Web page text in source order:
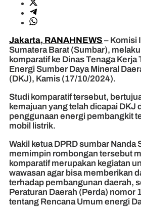
Jakarta, RANAHNEWS – Komisi
Sumatera Barat (Sumbar),
komparatif ke Dinas Tenaga Kerja
Energi Sumber Daya Mineral
(DKJ), Kamis (17/10/2024).
Studi komparatif tersebut,
kemajuan yang telah dicapai DKJ
penggunaan energi pembangkit
mobil listrik.
Wakil ketua DPRD sumbar Nanda
memimpin rombongan tersebut
komparatif merupakan kegiatan
wawasan agar bisa memberikan
terhadap pembangunan daerah,
Peraturan Daerah (Perda) nomor
tentang Rencana Umum energi